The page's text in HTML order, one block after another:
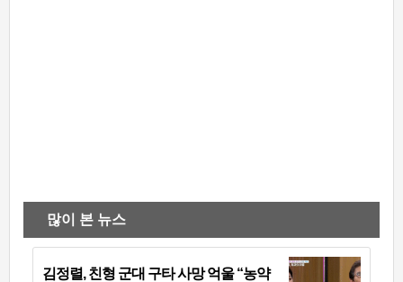
많이 본 뉴스
김정렬, 친형 군대 구타 사망 억울 “농약